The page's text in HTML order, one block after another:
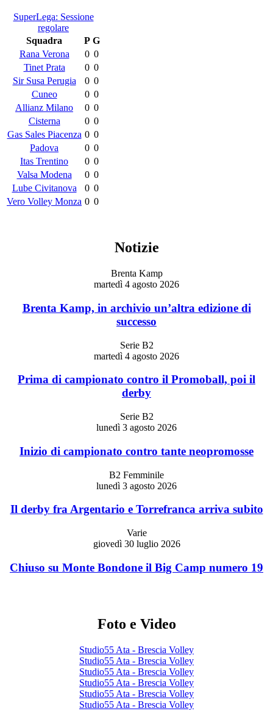
SuperLega: Sessione
regolare
Squadra
P G
Rana Verona
0 0
Tinet Prata
0 0
Sir Susa Perugia
0 0
Cuneo
0 0
Allianz Milano
0 0
Cisterna
0 0
Gas Sales Piacenza 0 0
Padova
0 0
Itas Trentino
0 0
Valsa Modena
0 0
Lube Civitanova
0 0
Vero Volley Monza 0 0
Notizie
Brenta Kamp
martedì 4 agosto 2026
Brenta Kamp, in archivio un’altra edizione di
successo
Serie B2
martedì 4 agosto 2026
Prima di campionato contro il Promoball, poi il
derby
Serie B2
lunedì 3 agosto 2026
Inizio di campionato contro tante neopromosse
B2 Femminile
lunedì 3 agosto 2026
Il derby fra Argentario e Torrefranca arriva subito
Varie
giovedì 30 luglio 2026
Chiuso su Monte Bondone il Big Camp numero 19
Foto e Video
Studio55 Ata - Brescia Volley
Studio55 Ata - Brescia Volley
Studio55 Ata - Brescia Volley
Studio55 Ata - Brescia Volley
Studio55 Ata - Brescia Volley
Studio55 Ata - Brescia Volley